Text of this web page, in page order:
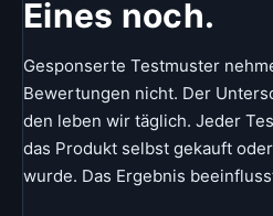
Eines noch.
Gesponserte Testmuster
Bewertungen nicht. Der
den leben wir täglich. Jeder
das Produkt selbst gekauft
wurde. Das Ergebnis